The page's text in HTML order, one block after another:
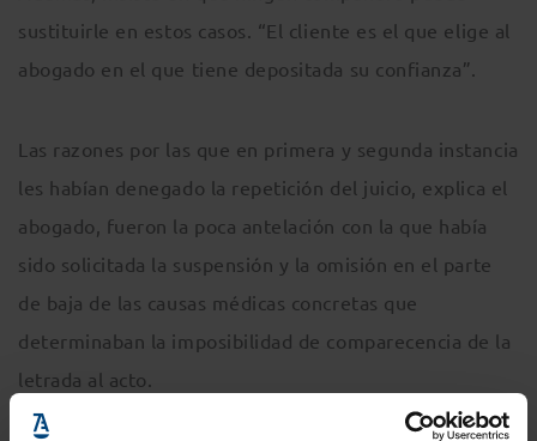
sustituirle en estos casos. “El cliente es el que elige al
abogado en el que tiene depositada su confianza”.
Las razones por las que en primera y segunda instancia
les habían denegado la repetición del juicio, explica el
abogado, fueron la poca antelación con la que había
sido solicitada la suspensión y la omisión en el parte
de baja de las causas médicas concretas que
determinaban la imposibilidad de comparecencia de la
letrada al acto.